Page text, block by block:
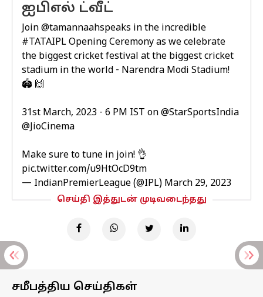
ஐபிஎல் ட்வீட்
Join @tamannaahspeaks in the incredible
#TATAIPL Opening Ceremony as we celebrate
the biggest cricket festival at the biggest cricket
stadium in the world - Narendra Modi Stadium!
🏟️ 🙌
31st March, 2023 - 6 PM IST on @StarSportsIndia
@JioCinema
Make sure to tune in join! 👌
pic.twitter.com/u9HtOcD9tm
— IndianPremierLeague (@IPL) March 29, 2023
செய்தி இத்துடன் முடிவடைந்தது
சமீபத்திய செய்திகள்